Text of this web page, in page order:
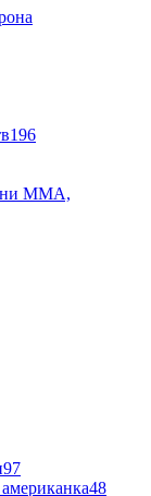
196
ММА,
97
48